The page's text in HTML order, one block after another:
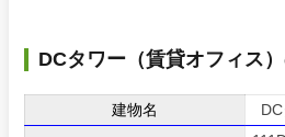
DCタワー（賃貸オフィス
建物名